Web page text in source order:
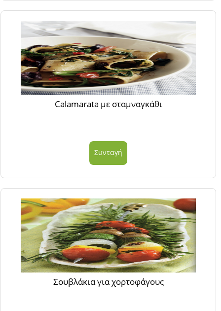
Calamarata με σταμναγκάθι
Συνταγή
Σουβλάκια για χορτοφάγους